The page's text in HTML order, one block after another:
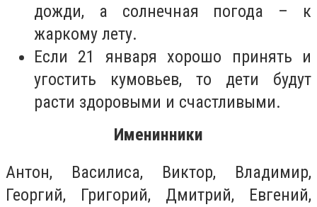
дожди, а солнечная погода – к
жаркому лету.
Если 21 января хорошо принять и
угостить кумовьев, то дети будут
расти здоровыми и счастливыми.
Именинники
Антон, Василиса, Виктор, Владимир,
Георгий, Григорий, Дмитрий, Евгений,